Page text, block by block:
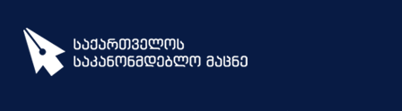
main
content